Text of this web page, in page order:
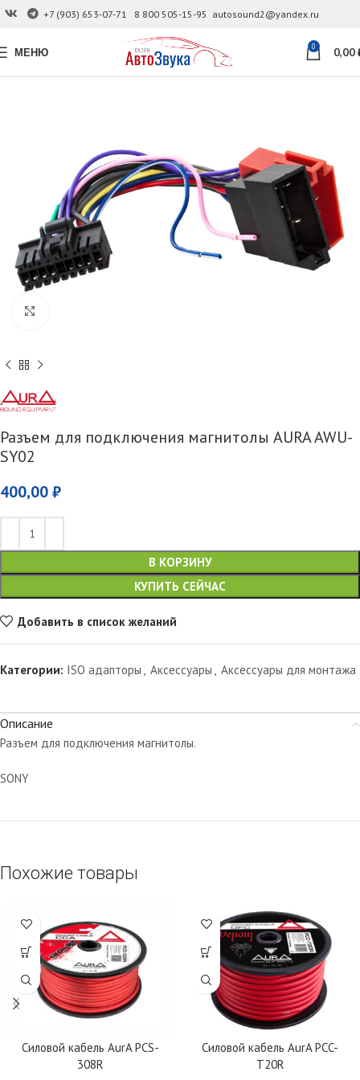
+7 (903) 653-07-71 8 800 505-15-95 autosound2@yandex.ru
МЕНЮ 0 0,00
Разъем для подключения магнитолы AURA AWU-
SY02
400,00 ₽
В КОРЗИНУ
КУПИТЬ СЕЙЧАС
Добавить в список желаний
Категории: ISO адапторы , Аксессуары , Аксессуары для монтажа
Описание
Разъем для подключения магнитолы.
SONY
Похожие товары
Силовой кабель AurA PCS-
308R
Силовой кабель AurA PCC-
T20R